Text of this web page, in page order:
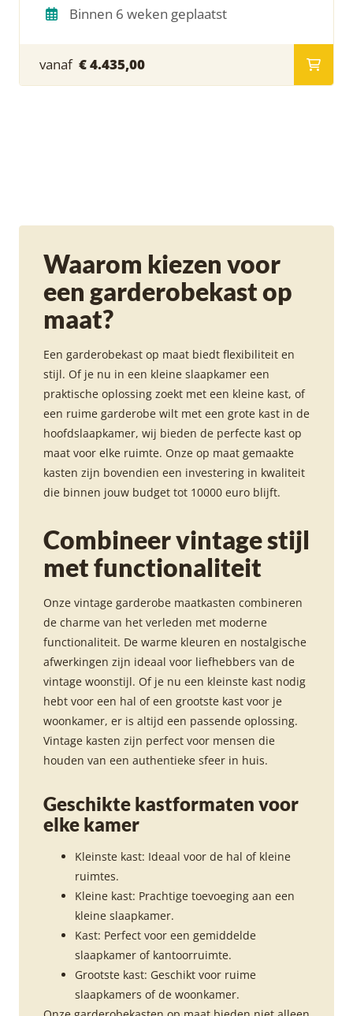
Binnen 6 weken geplaatst
vanaf € 4.435,00
Waarom kiezen voor
een garderobekast op
maat?
Een garderobekast op maat biedt flexibiliteit en
stijl. Of je nu in een kleine slaapkamer een
praktische oplossing zoekt met een kleine kast, of
een ruime garderobe wilt met een grote kast in de
hoofdslaapkamer, wij bieden de perfecte kast op
maat voor elke ruimte. Onze op maat gemaakte
kasten zijn bovendien een investering in kwaliteit
die binnen jouw budget tot 10000 euro blijft.
Combineer vintage stijl
met functionaliteit
Onze vintage garderobe maatkasten combineren
de charme van het verleden met moderne
functionaliteit. De warme kleuren en nostalgische
afwerkingen zijn ideaal voor liefhebbers van de
vintage woonstijl. Of je nu een kleinste kast nodig
hebt voor een hal of een grootste kast voor je
woonkamer, er is altijd een passende oplossing.
Vintage kasten zijn perfect voor mensen die
houden van een authentieke sfeer in huis.
Geschikte kastformaten voor
elke kamer
Kleinste kast: Ideaal voor de hal of kleine
ruimtes.
Kleine kast: Prachtige toevoeging aan een
kleine slaapkamer.
Kast: Perfect voor een gemiddelde
slaapkamer of kantoorruimte.
Grootste kast: Geschikt voor ruime
slaapkamers of de woonkamer.